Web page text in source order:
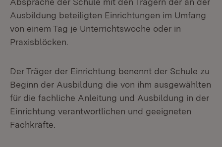
Ausbildung beteiligten Einrichtungen im Umfang
von einem Tag je Unterrichtswoche oder in
Praxisblöcken.
Der Träger der Einrichtung benennt der Schule zu
Beginn der Ausbildung die von ihm ausgewählten
für die fachliche Anleitung und Ausbildung in der
Einrichtung verantwortlichen und geeigneten
Fachkräfte.